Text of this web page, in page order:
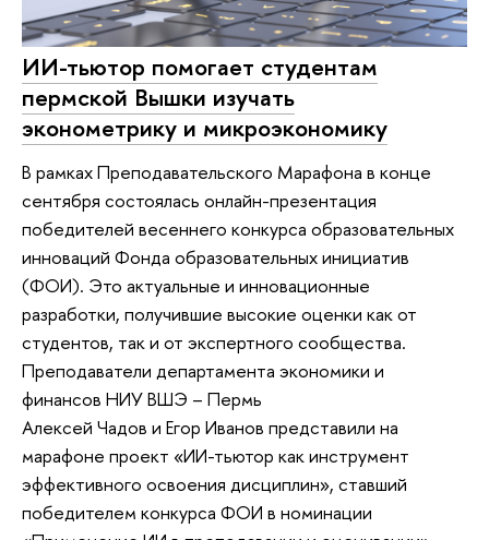
ИИ-тьютор помогает студентам
пермской Вышки изучать
эконометрику и микроэкономику
В рамках Преподавательского Марафона в конце
сентября состоялась онлайн-презентация
победителей весеннего конкурса образовательных
инноваций Фонда образовательных инициатив
(ФОИ). Это актуальные и инновационные
разработки, получившие высокие оценки как от
студентов, так и от экспертного сообщества.
Преподаватели департамента экономики и
финансов НИУ ВШЭ – Пермь
Алексей Чадов и Егор Иванов представили на
марафоне проект «ИИ-тьютор как инструмент
эффективного освоения дисциплин», ставший
победителем конкурса ФОИ в номинации